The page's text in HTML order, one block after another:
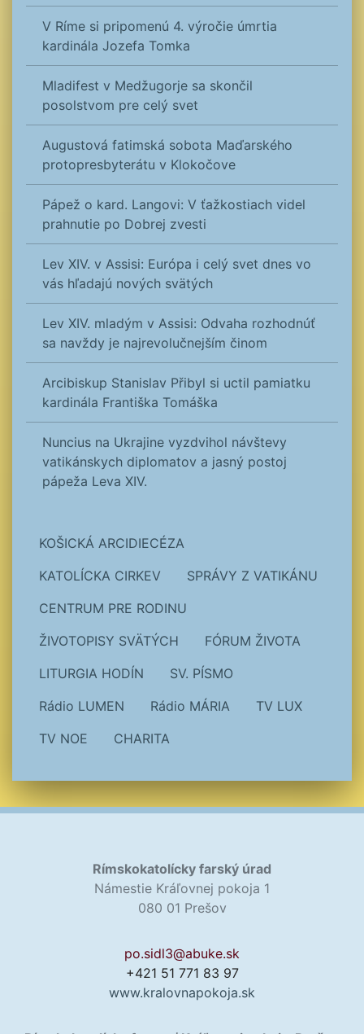
V Ríme si pripomenú 4. výročie úmrtia
kardinála Jozefa Tomka
Mladifest v Medžugorje sa skončil
posolstvom pre celý svet
Augustová fatimská sobota Maďarského
protopresbyterátu v Klokočove
Pápež o kard. Langovi: V ťažkostiach videl
prahnutie po Dobrej zvesti
Lev XIV. v Assisi: Európa i celý svet dnes vo
vás hľadajú nových svätých
Lev XIV. mladým v Assisi: Odvaha rozhodnúť
sa navždy je najrevolučnejším činom
Arcibiskup Stanislav Přibyl si uctil pamiatku
kardinála Františka Tomáška
Nuncius na Ukrajine vyzdvihol návštevy
vatikánskych diplomatov a jasný postoj
pápeža Leva XIV.
KOŠICKÁ ARCIDIECÉZA
KATOLÍCKA CIRKEV
SPRÁVY Z VATIKÁNU
CENTRUM PRE RODINU
ŽIVOTOPISY SVÄTÝCH
FÓRUM ŽIVOTA
LITURGIA HODÍN
SV. PÍSMO
Rádio LUMEN
Rádio MÁRIA
TV LUX
TV NOE
CHARITA
Rímskokatolícky farský úrad
Námestie Kráľovnej pokoja 1
080 01 Prešov
po.sidl3@abuke.sk
+421 51 771 83 97
www.kralovnapokoja.sk